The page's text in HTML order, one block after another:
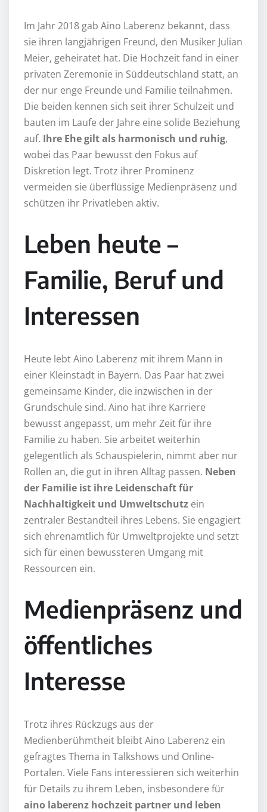
Im Jahr 2018 gab Aino Laberenz bekannt, dass
sie ihren langjährigen Freund, den Musiker Julian
Meier, geheiratet hat. Die Hochzeit fand in einer
privaten Zeremonie in Süddeutschland statt, an
der nur enge Freunde und Familie teilnahmen.
Die beiden kennen sich seit ihrer Schulzeit und
bauten im Laufe der Jahre eine solide Beziehung
auf. Ihre Ehe gilt als harmonisch und ruhig,
wobei das Paar bewusst den Fokus auf
Diskretion legt. Trotz ihrer Prominenz
vermeiden sie überflüssige Medienpräsenz und
schützen ihr Privatleben aktiv.
Leben heute –
Familie, Beruf und
Interessen
Heute lebt Aino Laberenz mit ihrem Mann in
einer Kleinstadt in Bayern. Das Paar hat zwei
gemeinsame Kinder, die inzwischen in der
Grundschule sind. Aino hat ihre Karriere
bewusst angepasst, um mehr Zeit für ihre
Familie zu haben. Sie arbeitet weiterhin
gelegentlich als Schauspielerin, nimmt aber nur
Rollen an, die gut in ihren Alltag passen. Neben
der Familie ist ihre Leidenschaft für
Nachhaltigkeit und Umweltschutz ein
zentraler Bestandteil ihres Lebens. Sie engagiert
sich ehrenamtlich für Umweltprojekte und setzt
sich für einen bewussteren Umgang mit
Ressourcen ein.
Medienpräsenz und
öffentliches
Interesse
Trotz ihres Rückzugs aus der
Medienberühmtheit bleibt Aino Laberenz ein
gefragtes Thema in Talkshows und Online-
Portalen. Viele Fans interessieren sich weiterhin
für Details zu ihrem Leben, insbesondere für
aino laberenz hochzeit partner und leben